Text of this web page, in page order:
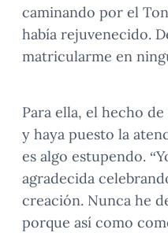
caminando por el
había rejuvenecido.
matricularme en
Para ella, el hecho
y haya puesto la
es algo estupendo.
agradecida
creación. Nunca he
porque así como